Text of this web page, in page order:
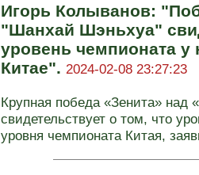
Игорь Колыванов:
"Шанхай Шэньхуа"
уровень чемпионата
Китае". 2024-02-08 23:27:23
Крупная победа «Зенита»
свидетельствует о том, что
уровня чемпионата Китая,